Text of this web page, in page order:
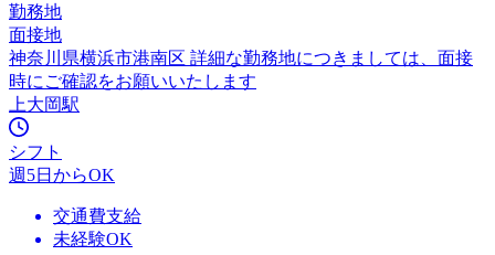
勤務地
面接地
神奈川県横浜市港南区 詳細な勤務地につきましては、面接
時にご確認をお願いいたします
上大岡駅
シフト
週5日からOK
交通費支給
未経験OK